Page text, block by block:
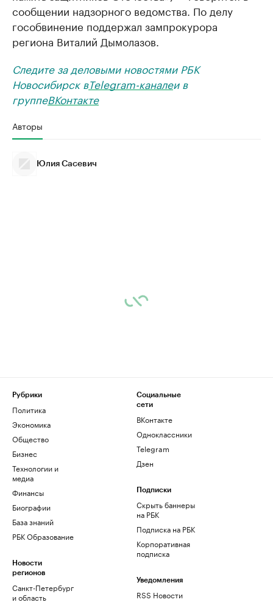
сообщении надзорного ведомства. По делу
гособвинение поддержал зампрокурора
региона Виталий Дымолазов.
Следите за деловыми новостями РБК
Новосибирск вTelegram-каналеи в
группеВКонтакте
Авторы
Юлия Сасевич
Рубрики
Политика
Экономика
Общество
Бизнес
Технологии и
медиа
Финансы
Биографии
База знаний
РБК Образование
Новости
регионов
Санкт-Петербург
и область
Социальные
сети
ВКонтакте
Одноклассники
Telegram
Дзен
Подписки
Скрыть баннеры
на РБК
Подписка на РБК
Корпоративная
подписка
Уведомления
RSS Новости